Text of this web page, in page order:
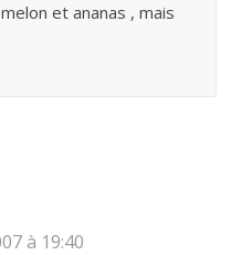
et ananas , mais
à 19:40